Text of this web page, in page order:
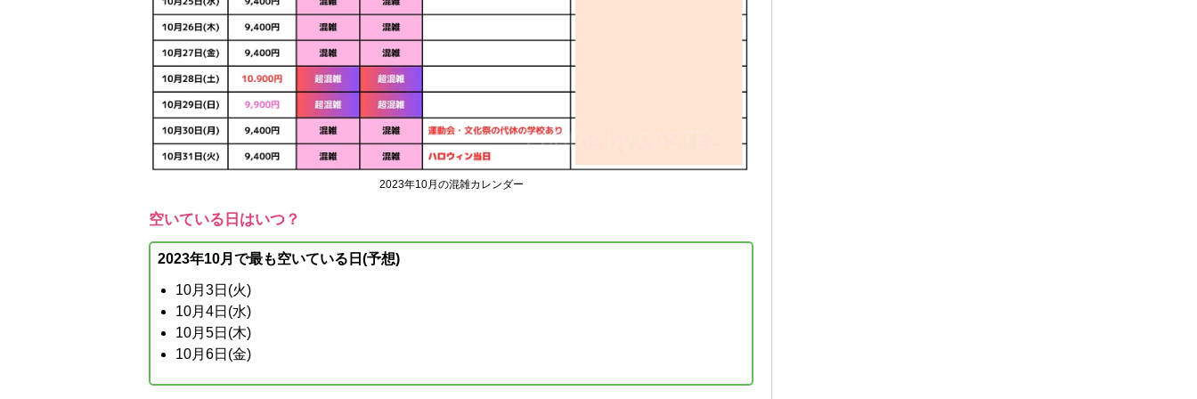
2023年10月の混雑カレンダー
空いている日はいつ？
2023年10月で最も空いている日(予想)
10月3日(火)
10月4日(水)
10月5日(木)
10月6日(金)